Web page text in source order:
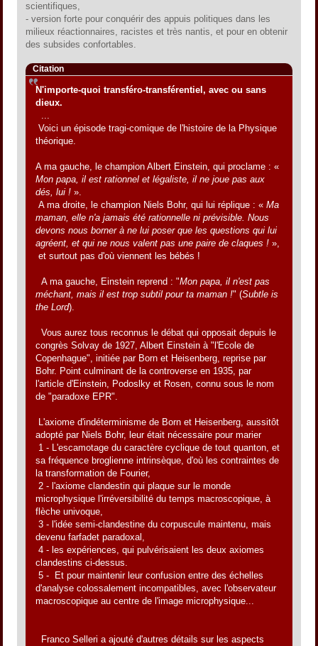
scientifiques,
- version forte pour conquérir des appuis politiques dans les
milieux réactionnaires, racistes et très nantis, et pour en obtenir
des subsides confortables.
Citation
N'importe-quoi transféro-transférentiel, avec ou sans
dieux.
...
Voici un épisode tragi-comique de l'histoire de la Physique
théorique.
A ma gauche, le champion Albert Einstein, qui proclame : «
Mon papa, il est rationnel et légaliste, il ne joue pas aux
dés, lui ! ».
A ma droite, le champion Niels Bohr, qui lui réplique : «Ma
maman, elle n'a jamais été rationnelle ni prévisible. Nous
devons nous borner à ne lui poser que les questions qui lui
agréent, et qui ne nous valent pas une paire de claques ! »,
et surtout pas d'où viennent les bébés !
A ma gauche, Einstein reprend : "Mon papa, il n'est pas
méchant, mais il est trop subtil pour ta maman !" (Subtle is
the Lord).
Vous aurez tous reconnus le débat qui opposait depuis le
congrès Solvay de 1927, Albert Einstein à "l'Ecole de
Copenhague", initiée par Born et Heisenberg, reprise par
Bohr. Point culminant de la controverse en 1935, par
l'article d'Einstein, Podoslky et Rosen, connu sous le nom
de "paradoxe EPR".
L'axiome d'indéterminisme de Born et Heisenberg, aussitôt
adopté par Niels Bohr, leur était nécessaire pour marier
1 - L'escamotage du caractère cyclique de tout quanton, et
sa fréquence broglienne intrinsèque, d'où les contraintes de
la transformation de Fourier,
2 - l'axiome clandestin qui plaque sur le monde
microphysique l'irréversibilité du temps macroscopique, à
flèche univoque,
3 - l'idée semi-clandestine du corpuscule maintenu, mais
devenu farfadet paradoxal,
4 - les expériences, qui pulvérisaient les deux axiomes
clandestins ci-dessus.
5 - Et pour maintenir leur confusion entre des échelles
d'analyse colossalement incompatibles, avec l'observateur
macroscopique au centre de l'image microphysique...
Franco Selleri a ajouté d'autres détails sur les aspects